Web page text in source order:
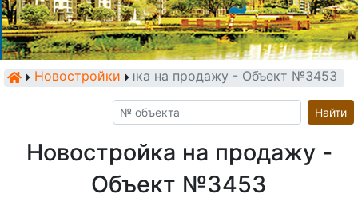
Новостройки
Новостройка на продажу - Объект №3453
Найти
Новостройка на продажу -
Объект №3453